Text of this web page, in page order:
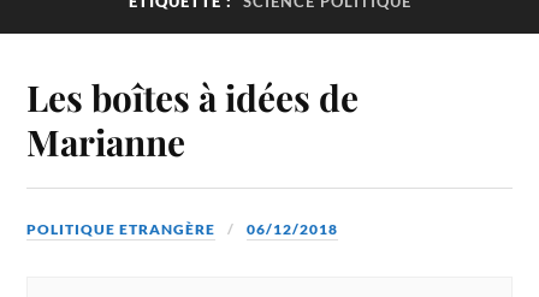
Les boîtes à idées de
Marianne
POLITIQUE ETRANGÈRE 06/12/2018